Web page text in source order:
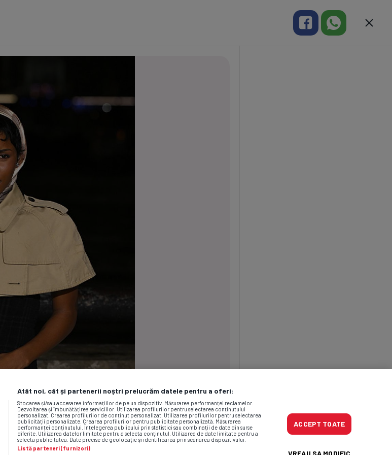
Atât noi, cât și partenerii noștri prelucrăm datele pentru a oferi:
Stocarea și/sau accesarea informațiilor de pe un dispozitiv. Măsurarea performanței reclamelor.
Dezvoltarea și îmbunătățirea serviciilor. Utilizarea profilurilor pentru selectarea conținutului
personalizat. Crearea profilurilor de conținut personalizat. Utilizarea profilurilor pentru selectarea
publicității personalizate. Crearea profilurilor pentru publicitate personalizată. Măsurarea
performanței conținutului. Înțelegerea publicului prin statistici sau combinații de date din surse
diferite. Utilizarea datelor limitate pentru a selecta conținutul. Utilizarea de date limitate pentru a
selecta publicitatea. Date precise de geolocație și identificarea prin scanarea dispozitivului.
Listă parteneri (furnizori)
ACCEPT TOATE
VREAU SA MODIFIC